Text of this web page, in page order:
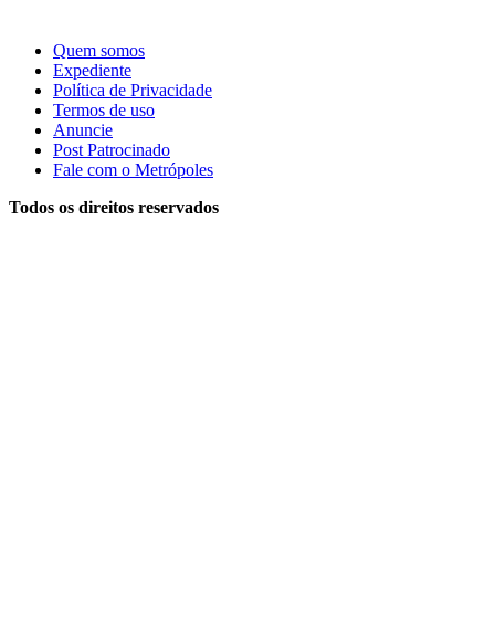
Quem somos
Expediente
Política de Privacidade
Termos de uso
Anuncie
Post Patrocinado
Fale com o Metrópoles
Todos os direitos reservados